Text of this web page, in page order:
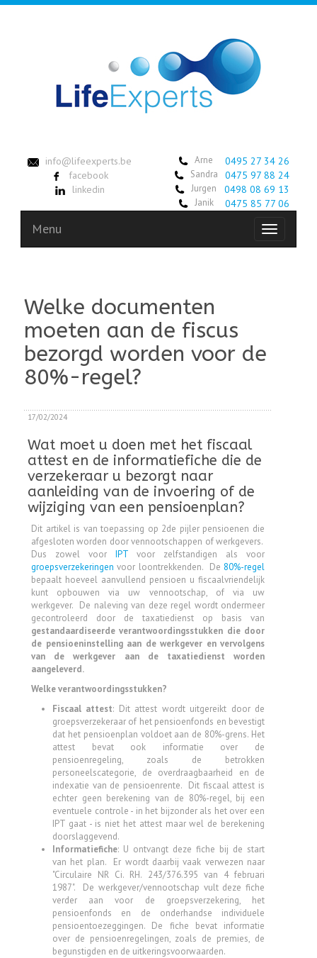
info@lifeexperts.be
facebook
linkedin
Arne 0495 27 34 26
Sandra 0475 97 88 24
Jurgen 0498 08 69 13
Janik 0475 85 77 06
Toggle
Menu
Welke documenten
moeten aan de fiscus
bezorgd worden voor de
80%-regel?
17/02/2024
Wat moet u doen met het fiscaal
attest en de informatiefiche die de
verzekeraar u bezorgt naar
aanleiding van de invoering of de
wijziging van een pensioenplan?
Dit artikel is van toepassing op 2de pijler pensioenen die
afgesloten worden door vennootschappen of werkgevers.
Dus zowel voor IPT voor zelfstandigen als voor
groepsverzekeringen voor loontrekkenden. De 80%-regel
bepaalt hoeveel aanvullend pensioen u fiscaalvriendelijk
kunt opbouwen via uw vennootschap, of via uw
werkgever. De naleving van deze regel wordt ondermeer
gecontroleerd door de taxatiedienst op basis van
gestandaardiseerde verantwoordingsstukken die door
de pensioeninstelling aan de werkgever en vervolgens
van de werkgever aan de taxatiedienst worden
aangeleverd.
Welke verantwoordingsstukken?
Fiscaal attest: Dit attest wordt uitgereikt door de
groepsverzekeraar of het pensioenfonds en bevestigt
dat het pensioenplan voldoet aan de 80%-grens. Het
attest bevat ook informatie over de
pensioenregeling, zoals de betrokken
personeelscategorie, de overdraagbaarheid en de
indexatie van de pensioenrente. Dit fiscaal attest is
echter geen berekening van de 80%-regel, bij een
eventuele controle - in het bijzonder als het over een
IPT gaat - is niet het attest maar wel de berekening
doorslaggevend.
Informatiefiche: U ontvangt deze fiche bij de start
van het plan. Er wordt daarbij vaak verwezen naar
"Circulaire NR Ci. RH. 243/376.395 van 4 februari
1987". De werkgever/vennootschap vult deze fiche
verder aan voor de groepsverzekering, het
pensioenfonds en de onderhandse individuele
pensioentoezeggingen. De fiche bevat informatie
over de pensioenregelingen, zoals de premies, de
begunstigden en de uitkeringsvoorwaarden.